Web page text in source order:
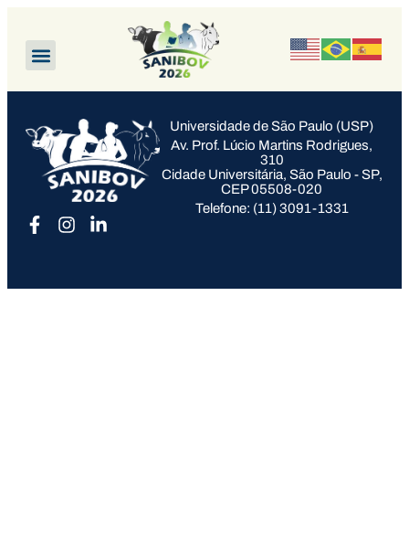
Universidade de São Paulo (USP)
Av. Prof. Lúcio Martins Rodrigues,
310
Cidade Universitária, São Paulo - SP,
CEP 05508-020
Telefone: (11) 3091-1331